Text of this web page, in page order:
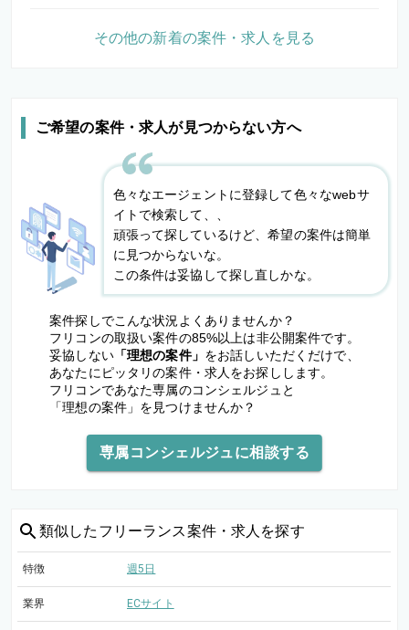
ご希望の案件・求人が見つからない方へ
色々なエージェントに登録して色々なwebサ
イトで検索して、、
頑張って探しているけど、希望の案件は簡単
に見つからないな。
この条件は妥協して探し直しかな。
案件探しでこんな状況よくありませんか？
フリコンの取扱い案件の85%以上は非公開案件です。
妥協しない「理想の案件」 をお話しいただくだけで、
あなたにピッタリの案件・求人をお探しします。
フリコンであなた専属のコンシェルジュと
「理想の案件」を見つけませんか？
専属コンシェルジュに相談する
類似した フリーランス案件・求人を探す
特徴 週5日
業界 ECサイト
その他の新着の案件・求人を見る